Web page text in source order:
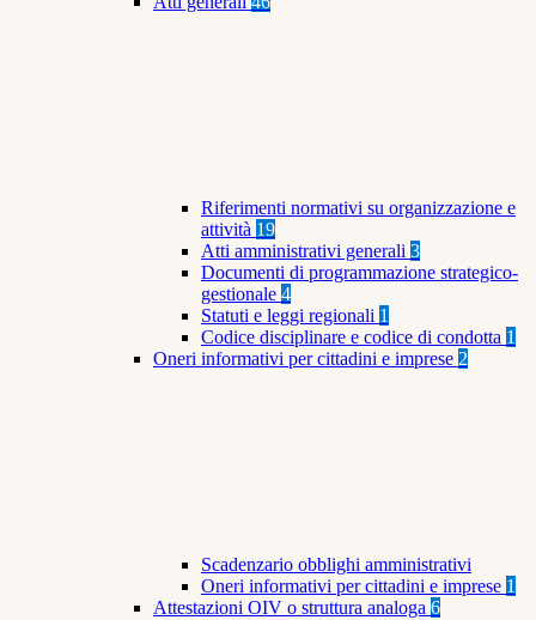
Riferimenti normativi su organizzazione e
attività 19
Atti amministrativi generali 3
Documenti di programmazione strategico-
gestionale 4
Statuti e leggi regionali 1
Codice disciplinare e codice di condotta 1
Oneri informativi per cittadini e imprese 2
Scadenzario obblighi amministrativi
Oneri informativi per cittadini e imprese 1
Attestazioni OIV o struttura analoga 6